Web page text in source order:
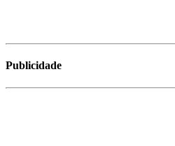
Publicidade